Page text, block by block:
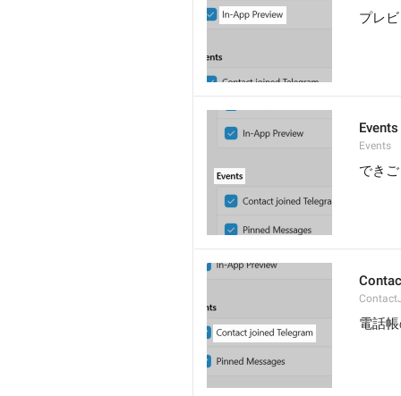
プレ
Events
Events
でき
電話